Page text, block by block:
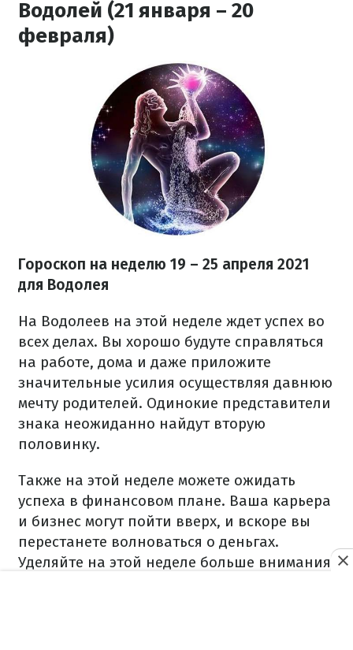
Водолей (21 января – 20
февраля)
Гороскоп на неделю 19 – 25 апреля 2021
для Водолея
На Водолеев на этой неделе ждет успех во
всех делах. Вы хорошо будуте справляться
на работе, дома и даже приложите
значительные усилия осуществляя давнюю
мечту родителей. Одинокие представители
знака неожиданно найдут вторую
половинку.
Также на этой неделе можете ожидать
успеха в финансовом плане. Ваша карьера
и бизнес могут пойти вверх, и вскоре вы
перестанете волноваться о деньгах.
Уделяйте на этой неделе больше внимания